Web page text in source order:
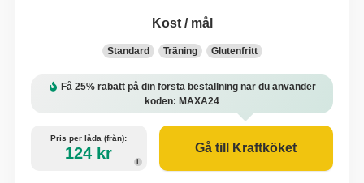
Kost / mål
Standard Träning Glutenfritt
Få 25% rabatt på din första beställning när du använder
koden: MAXA24
i
Pris per låda (från):
124 kr Gå till Kraftköket